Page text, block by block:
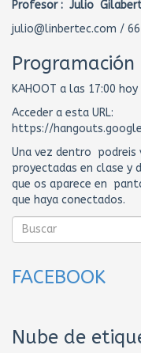
Profesor : Julio
julio@linbertec.com /
KAHOOT a las 17:00
Acceder a esta URL:
https://
Una vez dentro podreis
proyectadas en clase y
que os aparece en
que haya conectados.
FACEBOOK
Nube de